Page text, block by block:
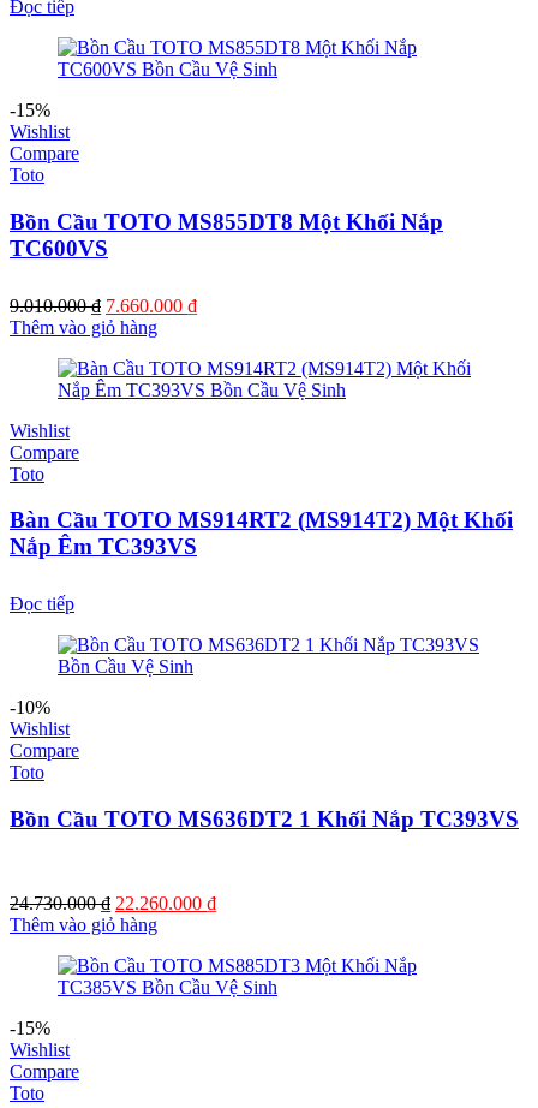
Đọc tiếp
-15%
Wishlist
Compare
Toto
Bồn Cầu TOTO MS855DT8 Một Khối Nắp
TC600VS
9.010.000₫ Giá
gốc
9.010.000 ₫.
7.660.000 ₫Giá
là:
7.660.000 ₫.
Thêm vào giỏ hàng
Wishlist
Compare
Toto
Bàn Cầu TOTO MS914RT2 (MS914T2) Một Khối
Nắp Êm TC393VS
Đọc tiếp
-10%
Wishlist
Compare
Toto
Bồn Cầu TOTO MS636DT2 1 Khối Nắp TC393VS
24.730.000₫ Giá
gốc
24.730.000 ₫.
22.260.000 ₫Giá
là:
22.260.000 ₫.
Thêm vào giỏ hàng
-15%
Wishlist
Compare
Toto